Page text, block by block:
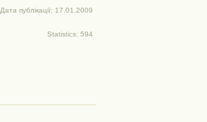
Дата публікації: 17.01.2009
Statistics: 594